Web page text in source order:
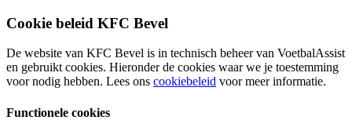
Cookie beleid KFC Bevel
De website van KFC Bevel is in technisch beheer van VoetbalAssist
en gebruikt cookies. Hieronder de cookies waar we je toestemming
voor nodig hebben. Lees ons cookiebeleid voor meer informatie.
Functionele cookies